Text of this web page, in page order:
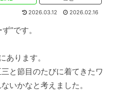
2026.03.12 2026.02.16
”です。
あります。
と節目のたびに着てきたワ
いかなと考えました。